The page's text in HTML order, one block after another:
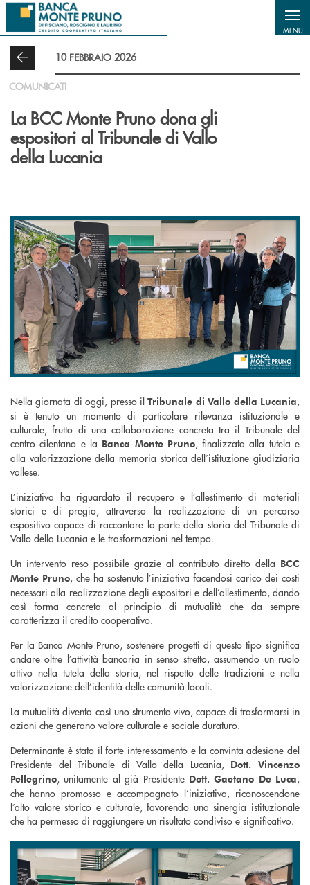
Salta al contenuto principale
MENU
10 FEBBRAIO 2026
COMUNICATI
La BCC Monte Pruno dona gli
espositori al Tribunale di Vallo
della Lucania
Nella giornata di oggi, presso ilTribunale di Vallo della Lucania,
si è tenuto un momento di particolare rilevanza istituzionale e
culturale, frutto di una collaborazione concreta tra il Tribunale del
centro cilentano e la Banca Monte Pruno, finalizzata alla tutela e
alla valorizzazione della memoria storica dell’istituzione giudiziaria
vallese.
L’iniziativa ha riguardato il recupero e l’allestimento di materiali
storici e di pregio, attraverso la realizzazione di un percorso
espositivo capace di raccontare la parte della storia del Tribunale di
Vallo della Lucania e le trasformazioni nel tempo.
Un intervento reso possibile grazie al contributo diretto della BCC
Monte Pruno, che ha sostenuto l’iniziativa facendosi carico dei costi
necessari alla realizzazione degli espositori e dell’allestimento, dando
così forma concreta al principio di mutualità che da sempre
caratterizza il credito cooperativo.
Per la Banca Monte Pruno, sostenere progetti di questo tipo significa
andare oltre l’attività bancaria in senso stretto, assumendo un ruolo
attivo nella tutela della storia, nel rispetto delle tradizioni e nella
valorizzazione dell’identità delle comunità locali.
La mutualità diventa così uno strumento vivo, capace di trasformarsi in
azioni che generano valore culturale e sociale duraturo.
Determinante è stato il forte interessamento e la convinta adesione del
Presidente del Tribunale di Vallo della Lucania, Dott. Vincenzo
Pellegrino, unitamente al già Presidente Dott. Gaetano De Luca,
che hanno promosso e accompagnato l’iniziativa, riconoscendone
l’alto valore storico e culturale, favorendo una sinergia istituzionale
che ha permesso di raggiungere un risultato condiviso e significativo.